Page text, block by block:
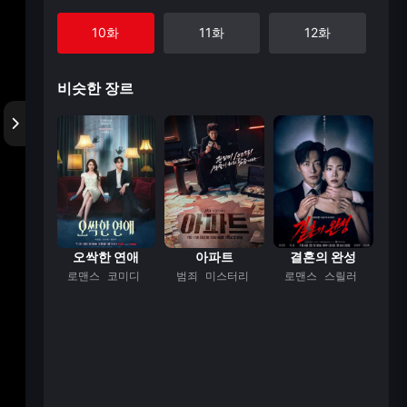
10화 11화 12화
비슷한 장르
오싹한 연애
로맨스 코미디
아파트
범죄 미스터리
결혼의 완성
로맨스 스릴러